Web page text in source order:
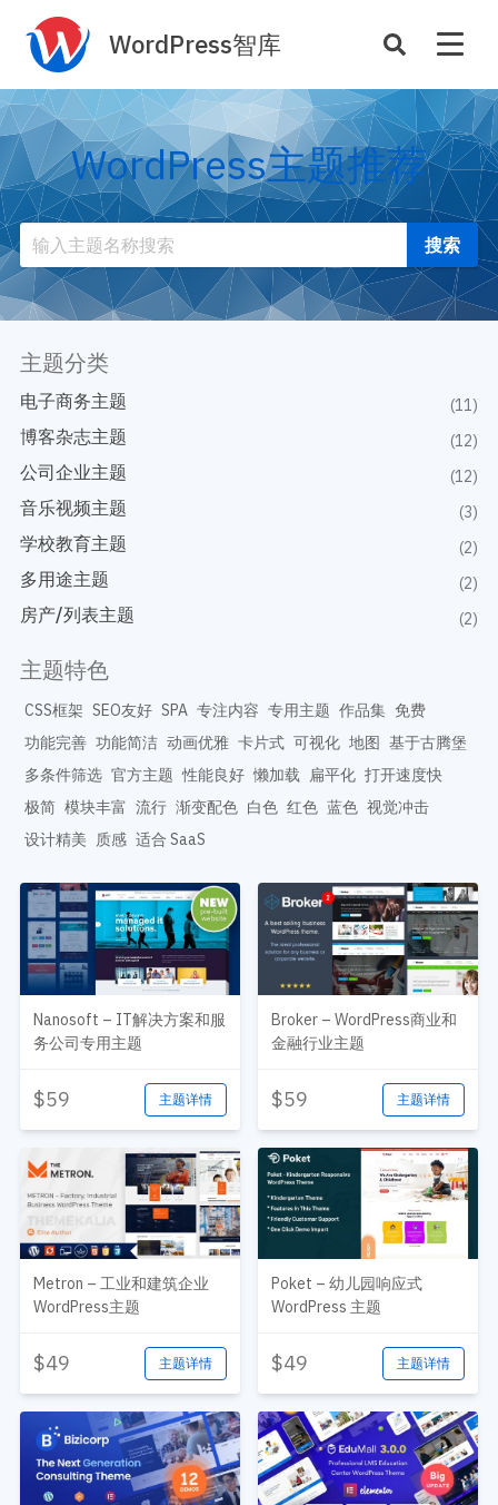
WordPress智库
主题定制
主机托管
插件开发
性能优化
SEO与全站运营
案例
主题案例
商店
插件商店
资源
主题推荐
开发教程
主题开发分享
后台开发定制
开发文档手册
WP新闻资讯
服务咨询 登录
WordPress主题推荐
主题分类
电子商务主题 (11)
博客杂志主题 (12)
公司企业主题 (12)
音乐视频主题 (3)
学校教育主题 (2)
多用途主题 (2)
房产/列表主题 (2)
主题特色
CSS框架 SEO友好 SPA 专注内容 专用主题 作品集 免费
功能完善 功能简洁 动画优雅 卡片式 可视化 地图 基于古腾堡
多条件筛选 官方主题 性能良好 懒加载 扁平化 打开速度快
极简 模块丰富 流行 渐变配色 白色 红色 蓝色 视觉冲击
设计精美 质感 适合 SaaS
Nanosoft – IT解决方案和服
务公司专用主题
$59 主题详情
Broker – WordPress商业和
金融行业主题
$59 主题详情
Metron – 工业和建筑企业
WordPress主题
$49 主题详情
Poket – 幼儿园响应式
WordPress 主题
$49 主题详情